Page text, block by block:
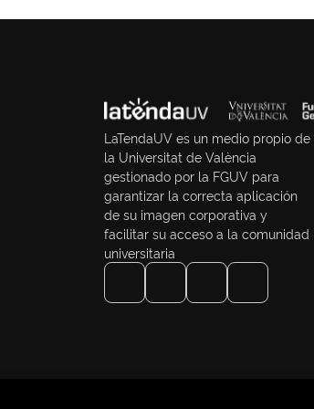
LaTendaUV es un medio propio de
la Universitat de València
gestionado por la FGUV para
garantizar la correcta aplicación
de su imagen corporativa y
facilitar su acceso a la comunidad
universitaria